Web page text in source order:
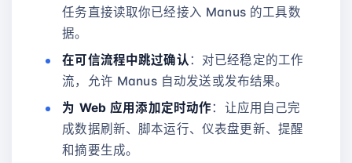
任务直接读取你已经接入 Manus 的工具数
据。
在可信流程中跳过确认：对已经稳定的工作
流，允许 Manus 自动发送或发布结果。
为 Web 应用添加定时动作：让应用自己完
成数据刷新、脚本运行、仪表盘更新、提醒
和摘要生成。